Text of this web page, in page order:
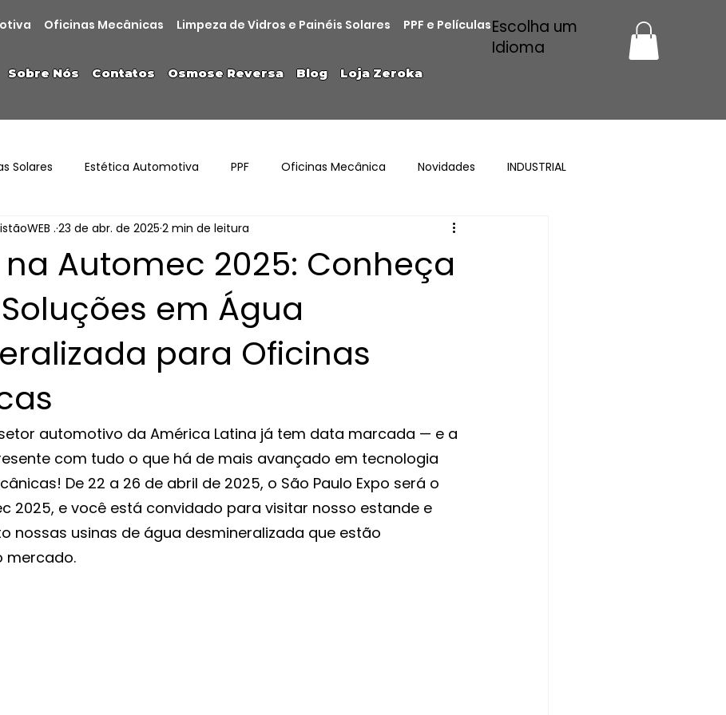
Oficinas Mecânicas Limpeza de Vidros e Painéis Solares PPF e PelículasEscolha um
Idioma
Sobre Nós Contatos Osmose Reversa Blog Loja Zeroka
Solares Estética Automotiva PPF Oficinas Mecânica Novidades INDUSTRIAL
na Automec 2025: Conheça
em Água
para Oficinas
. 23 de abr. de 2025 2 min de leitura
automotivo da América Latina já tem data marcada — e a
com tudo o que há de mais avançado em tecnologia
De 22 a 26 de abril de 2025, o São Paulo Expo será o
2025, e você está convidado para visitar nosso estande e
nossas usinas de água desmineralizada que estão
mercado.